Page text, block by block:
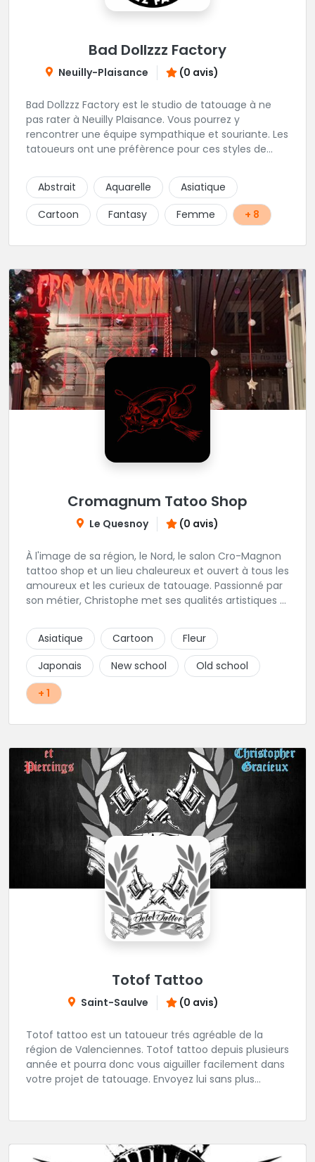
Bad Dollzzz Factory
Neuilly-Plaisance (0 avis)
Bad Dollzzz Factory est le studio de tatouage à ne
pas rater à Neuilly Plaisance. Vous pourrez y
rencontrer une équipe sympathique et souriante. Les
tatoueurs ont une préfèrence pour ces styles de
culture et traits fins. Foncez !
Abstrait Aquarelle
Asiatique
Cartoon
Fantasy Femme + 8
Cromagnum Tatoo Shop
Le Quesnoy (0 avis)
À l'image de sa région, le Nord, le salon Cro-Magnon
tattoo shop et un lieu chaleureux et ouvert à tous les
amoureux et les curieux de tatouage. Passionné par
son métier, Christophe met ses qualités artistiques à
Asiatique
Cartoon
Fleur
Japonais
New school
Old school
+ 1
Totof Tattoo
Saint-Saulve (0 avis)
Totof tattoo est un tatoueur trés agréable de la
région de Valenciennes. Totof tattoo depuis plusieurs
année et pourra donc vous aiguiller facilement dans
votre projet de tatouage. Envoyez lui sans plus